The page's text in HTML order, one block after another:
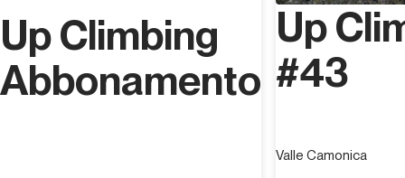
Up Climbing
Abbonamento
Up
#43
Valle Camonica